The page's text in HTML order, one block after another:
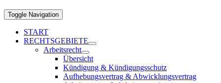
Toggle Navigation
START
RECHTSGEBIETE
Arbeitsrecht
Übersicht
Kündigung & Kündigungsschutz
Aufhebungsvertrag & Abwicklungsvertrag